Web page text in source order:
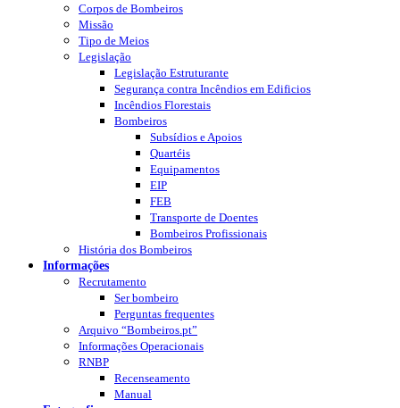
Corpos de Bombeiros
Missão
Tipo de Meios
Legislação
Legislação Estruturante
Segurança contra Incêndios em Edificios
Incêndios Florestais
Bombeiros
Subsídios e Apoios
Quartéis
Equipamentos
EIP
FEB
Transporte de Doentes
Bombeiros Profissionais
História dos Bombeiros
Informações
Recrutamento
Ser bombeiro
Perguntas frequentes
Arquivo “Bombeiros.pt”
Informações Operacionais
RNBP
Recenseamento
Manual